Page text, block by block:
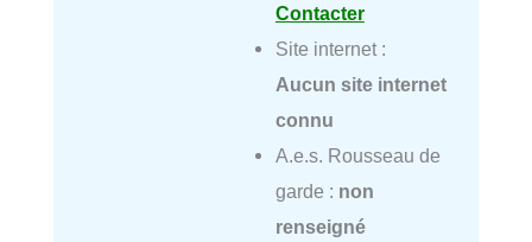
Contacter
Site internet :
Aucun site internet
connu
A.e.s. Rousseau de
garde : non
renseigné